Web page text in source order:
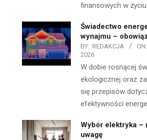
finansowych w
Świadectwo
wynajmu –
BY: REDAKCJA ON:
2026
W dobie rosnącej
ekologicznej oraz
się przepisów
efektywności
Wybór elektryka –
uwagę